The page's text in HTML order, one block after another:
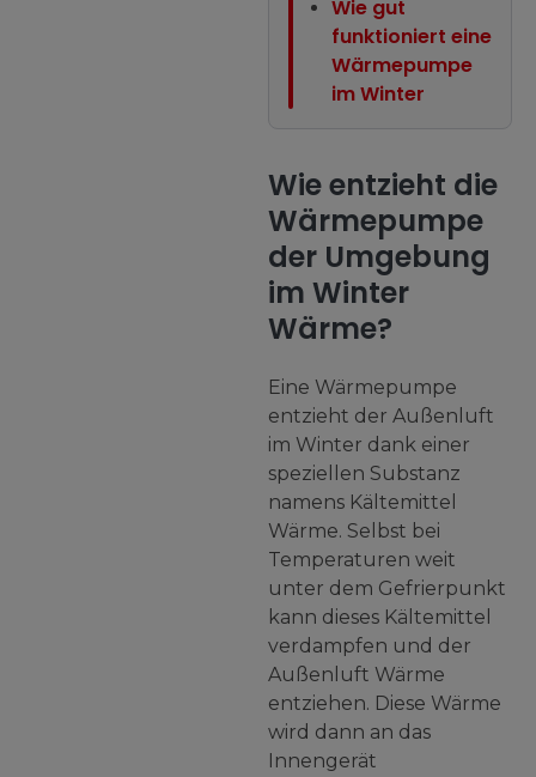
Wie gut
funktioniert eine
Wärmepumpe
im Winter
Wie entzieht die
Wärmepumpe
der Umgebung
im Winter
Wärme?
Eine Wärmepumpe
entzieht der Außenluft
im Winter dank einer
speziellen Substanz
namens Kältemittel
Wärme. Selbst bei
Temperaturen weit
unter dem Gefrierpunkt
kann dieses Kältemittel
verdampfen und der
Außenluft Wärme
entziehen. Diese Wärme
wird dann an das
Innengerät